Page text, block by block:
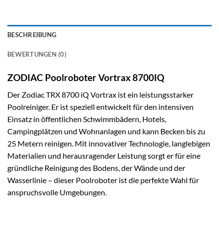
BESCHREIBUNG
BEWERTUNGEN (0)
ZODIAC Poolroboter Vortrax 8700IQ
Der Zodiac TRX 8700 iQ Vortrax ist ein leistungsstarker
Poolreiniger. Er ist speziell entwickelt für den intensiven
Einsatz in öffentlichen Schwimmbädern, Hotels,
Campingplätzen und Wohnanlagen und kann Becken bis zu
25 Metern reinigen. Mit innovativer Technologie, langlebigen
Materialien und herausragender Leistung sorgt er für eine
gründliche Reinigung des Bodens, der Wände und der
Wasserlinie – dieser Poolroboter ist die perfekte Wahl für
anspruchsvolle Umgebungen.